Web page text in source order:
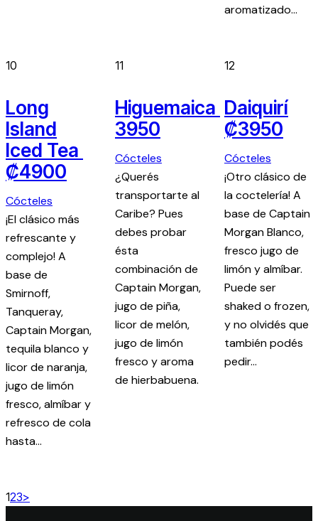
aromatizado…
10
Long
Island
Iced Tea
₡4900
Cócteles
¡El clásico más
refrescante y
complejo! A
base de
Smirnoff,
Tanqueray,
Captain Morgan,
tequila blanco y
licor de naranja,
jugo de limón
fresco, almíbar y
refresco de cola
hasta…
11
Higuemaica
3950
Cócteles
¿Querés
transportarte al
Caribe? Pues
debes probar
ésta
combinación de
Captain Morgan,
jugo de piña,
licor de melón,
jugo de limón
fresco y aroma
de hierbabuena.
12
Daiquirí
₡3950
Cócteles
¡Otro clásico de
la coctelería! A
base de Captain
Morgan Blanco,
fresco jugo de
limón y almíbar.
Puede ser
shaked o frozen,
y no olvidés que
también podés
pedir…
123>